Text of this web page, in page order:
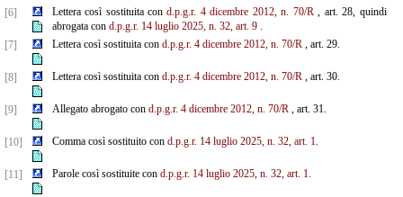
[6] Lettera così sostituita cond.p.g.r. 4 dicembre 2012, n. 70/R, art. 28, quindi
abrogata con d.p.g.r. 14 luglio 2025, n. 32, art. 9.
[7]
Lettera così sostituita con d.p.g.r. 4 dicembre 2012, n. 70/R, art. 29.
[8] Lettera così sostituita con d.p.g.r. 4 dicembre 2012, n. 70/R, art. 30.
[9] Allegato abrogato con d.p.g.r. 4 dicembre 2012, n. 70/R, art. 31.
[10] Comma così sostituito con d.p.g.r. 14 luglio 2025, n. 32, art. 1.
[11] Parole così sostituite con d.p.g.r. 14 luglio 2025, n. 32, art. 1.